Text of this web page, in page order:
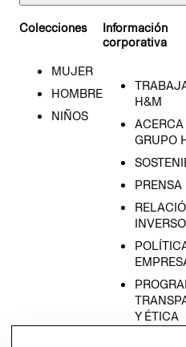
Colecciones
MUJER
HOMBRE
NIÑOS
Información
corporativa
H&M
ACERCA
GRUPO
PRENSA
Y ÉTICA